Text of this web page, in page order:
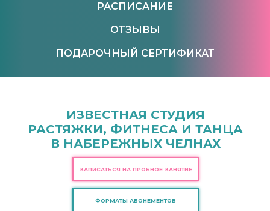
РАСПИСАНИЕ
ОТЗЫВЫ
ПОДАРОЧНЫЙ СЕРТИФИКАТ
ЗАПИСАТЬСЯ НА ПРОБНОЕ ЗАНЯТИЕ
ИЗВЕСТНАЯ СТУДИЯ
РАСТЯЖКИ, ФИТНЕСА И ТАНЦА
В НАБЕРЕЖНЫХ ЧЕЛНАХ
ФОРМАТЫ АБОНЕМЕНТОВ